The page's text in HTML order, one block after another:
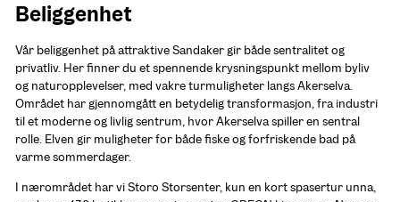
Beliggenhet
Vår beliggenhet på attraktive Sandaker gir både sentralitet og
privatliv. Her finner du et spennende krysningspunkt mellom byliv
og naturopplevelser, med vakre turmuligheter langs Akerselva.
Området har gjennomgått en betydelig transformasjon, fra industri
til et moderne og livlig sentrum, hvor Akerselva spiller en sentral
rolle. Elven gir muligheter for både fiske og forfriskende bad på
varme sommerdager.
I nærområdet har vi Storo Storsenter, kun en kort spasertur unna,